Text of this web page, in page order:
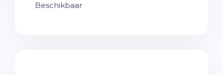
Beschikbaar